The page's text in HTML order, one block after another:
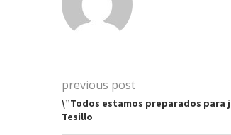
previous post
\”Todos estamos preparados para
Tesillo